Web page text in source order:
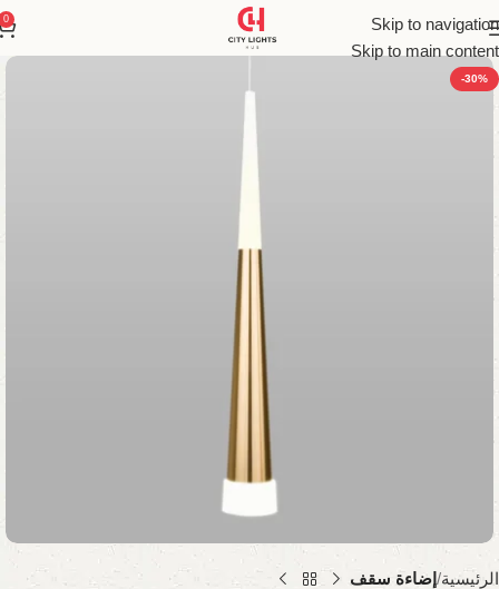
Skip to navigation
Skip to main content
0
-30%
الرئيسية إضاءة سقف